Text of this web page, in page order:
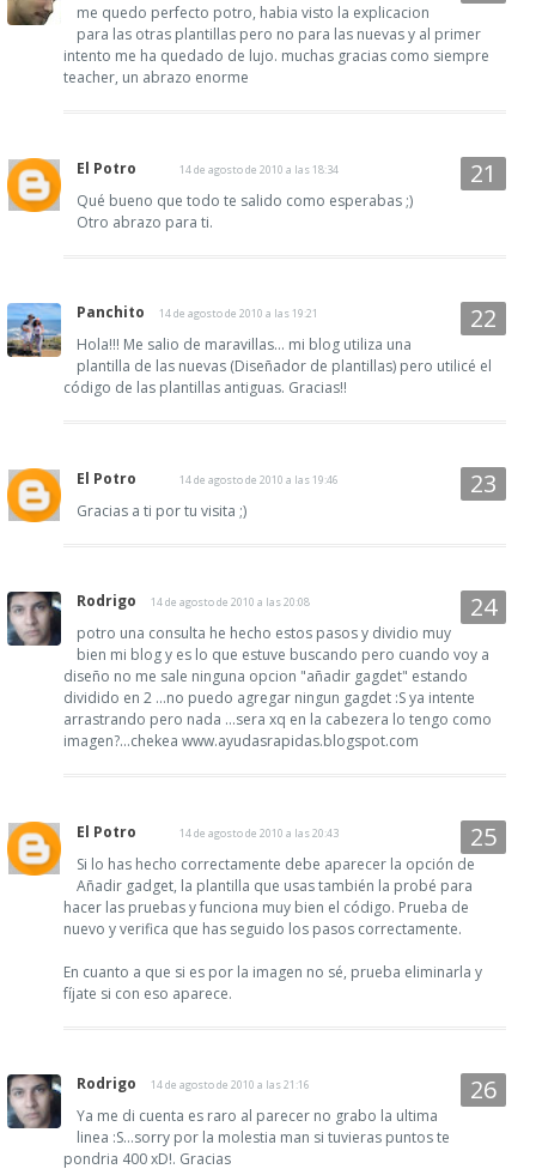
me quedo perfecto potro, habia visto la explicacion
para las otras plantillas pero no para las nuevas y al primer
intento me ha quedado de lujo. muchas gracias como siempre
teacher, un abrazo enorme
El Potro 14 de agosto de 2010 a las 18:34
Qué bueno que todo te salido como esperabas ;)
Otro abrazo para ti.
Panchito 14 de agosto de 2010 a las 19:21
Hola!!! Me salio de maravillas... mi blog utiliza una
plantilla de las nuevas (Diseñador de plantillas) pero utilicé el
código de las plantillas antiguas. Gracias!!
El Potro 14 de agosto de 2010 a las 19:46
Gracias a ti por tu visita ;)
Rodrigo 14 de agosto de 2010 a las 20:08
potro una consulta he hecho estos pasos y dividio muy
bien mi blog y es lo que estuve buscando pero cuando voy a
diseño no me sale ninguna opcion "añadir gagdet" estando
dividido en 2 ...no puedo agregar ningun gagdet :S ya intente
arrastrando pero nada ...sera xq en la cabezera lo tengo como
imagen?...chekea www.ayudasrapidas.blogspot.com
El Potro 14 de agosto de 2010 a las 20:43
Si lo has hecho correctamente debe aparecer la opción de
Añadir gadget, la plantilla que usas también la probé para
hacer las pruebas y funciona muy bien el código. Prueba de
nuevo y verifica que has seguido los pasos correctamente.
En cuanto a que si es por la imagen no sé, prueba eliminarla y
fíjate si con eso aparece.
Rodrigo 14 de agosto de 2010 a las 21:16
Ya me di cuenta es raro al parecer no grabo la ultima
linea :S...sorry por la molestia man si tuvieras puntos te
pondria 400 xD!. Gracias